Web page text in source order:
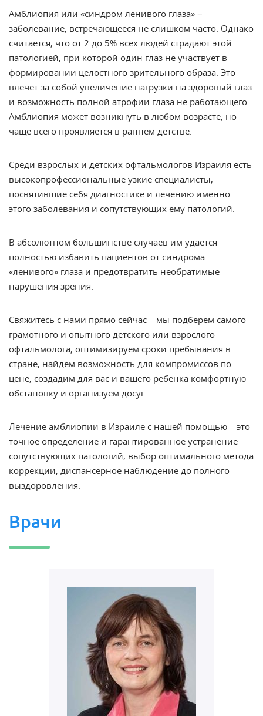
Амблиопия или «синдром ленивого глаза» −
заболевание, встречающееся не слишком часто. Однако
считается, что от 2 до 5% всех людей страдают этой
патологией, при которой один глаз не участвует в
формировании целостного зрительного образа. Это
влечет за собой увеличение нагрузки на здоровый глаз
и возможность полной атрофии глаза не работающего.
Амблиопия может возникнуть в любом возрасте, но
чаще всего проявляется в раннем детстве.
Среди взрослых и детских офтальмологов Израиля есть
высокопрофессиональные узкие специалисты,
посвятившие себя диагностике и лечению именно
этого заболевания и сопутствующих ему патологий.
В абсолютном большинстве случаев им удается
полностью избавить пациентов от синдрома
«ленивого» глаза и предотвратить необратимые
нарушения зрения.
Свяжитесь с нами прямо сейчас – мы подберем самого
грамотного и опытного детского или взрослого
офтальмолога, оптимизируем сроки пребывания в
стране, найдем возможность для компромиссов по
цене, создадим для вас и вашего ребенка комфортную
обстановку и организуем досуг.
Лечение амблиопии в Израиле с нашей помощью – это
точное определение и гарантированное устранение
сопутствующих патологий, выбор оптимального метода
коррекции, диспансерное наблюдение до полного
выздоровления.
Врачи